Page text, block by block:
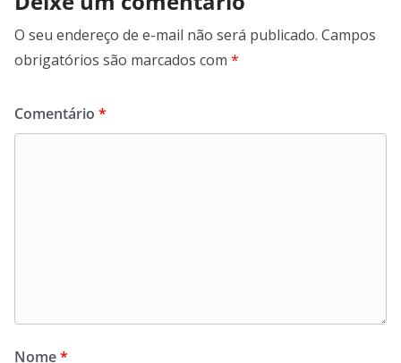
O seu endereço de e-mail não será publicado. Campos
obrigatórios são marcados com *
Comentário *
Nome*